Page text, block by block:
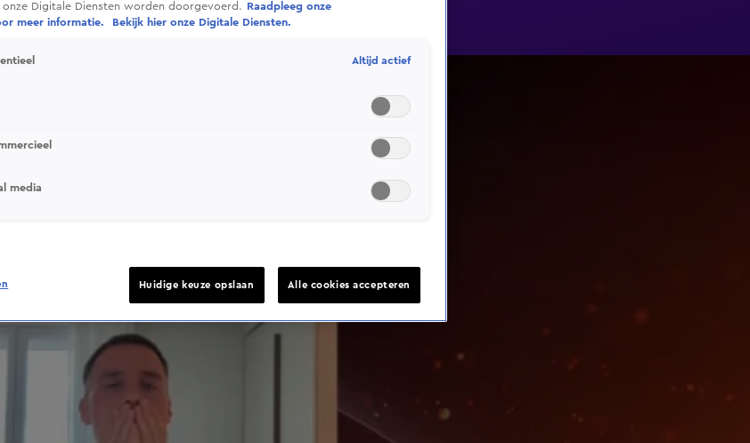
onze Digitale Diensten worden doorgevoerd.
Raadpleeg onze
meer informatie.
Bekijk hier onze Digitale Diensten.
Altijd actief
media
Huidige keuze opslaan Alle cookies accepteren